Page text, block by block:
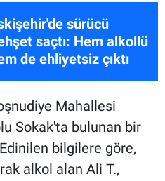
sürücü
saçtı: Hem alkollü
de ehliyetsiz çıktı
Mahallesi
Sokak'ta bulunan bir
bilgilere göre,
alkol alan Ali T.,